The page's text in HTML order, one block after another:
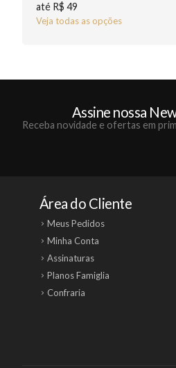
até R$ 49
Veja todas as opções
Assine nossa
Receba novidade e ofertas em
Área do Cliente
Meus Pedidos
Minha Conta
Assinaturas
Planos Famiglia
Confraria